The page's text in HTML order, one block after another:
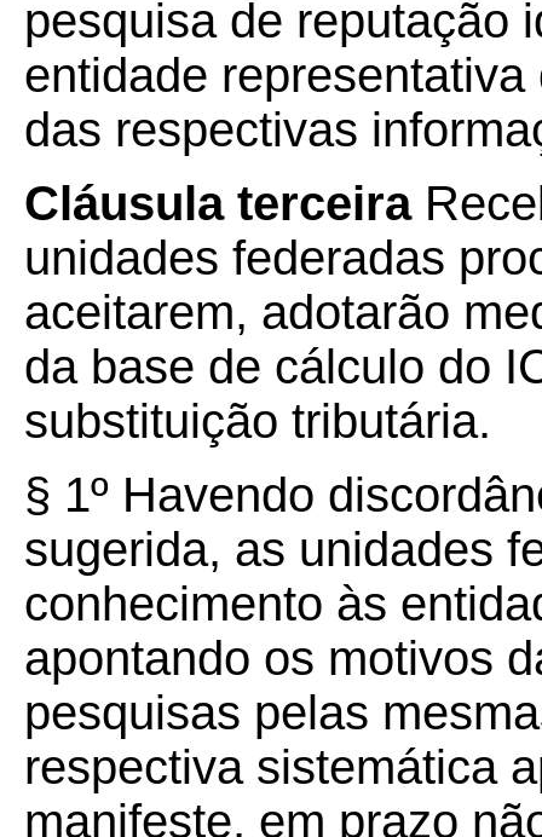
pesquisa de reputação
entidade
das respectivas
Cláusula terceira
unidades federadas
aceitarem, adotarão
da base de cálculo do
substituição tributária.
§ 1º Havendo
sugerida, as unidades
conhecimento às
apontando os motivos
pesquisas pelas
respectiva sistemática
manifeste, em prazo